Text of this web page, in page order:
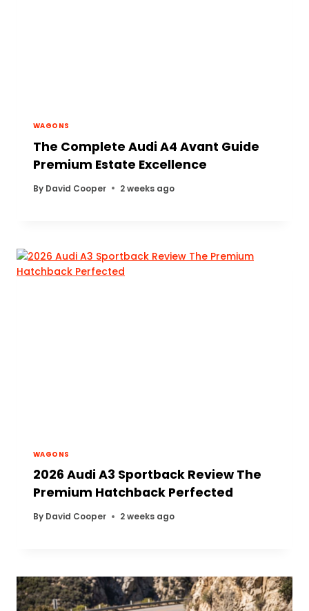
WAGONS
The Complete Audi A4 Avant Guide
Premium Estate Excellence
By David Cooper 2 weeks ago
WAGONS
2026 Audi A3 Sportback Review The
Premium Hatchback Perfected
By David Cooper 2 weeks ago